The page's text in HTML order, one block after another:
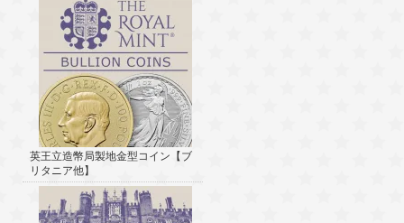
英王立造幣局製地金型コイン【ブ
リタニア他】